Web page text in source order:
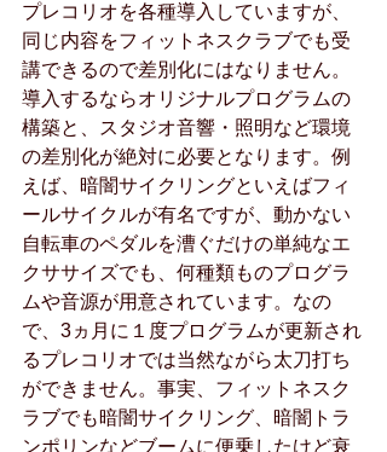
プレコリオを各種導入していますが、
同じ内容をフィットネスクラブでも受
講できるので差別化にはなりません。
導入するならオリジナルプログラムの
構築と、スタジオ音響・照明など環境
の差別化が絶対に必要となります。例
えば、暗闇サイクリングといえばフィ
ールサイクルが有名ですが、動かない
自転車のペダルを漕ぐだけの単純なエ
クササイズでも、何種類ものプログラ
ムや音源が用意されています。なの
で、3ヵ月に１度プログラムが更新され
るプレコリオでは当然ながら太刀打ち
ができません。事実、フィットネスク
ラブでも暗闇サイクリング、暗闇トラ
ンポリンなどブームに便乗したけど衰